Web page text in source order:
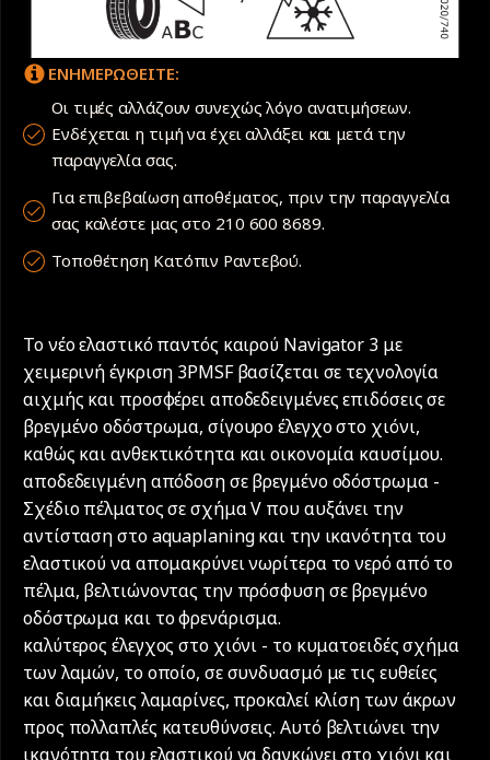
ΕΝΗΜΕΡΩΘΕΙΤΕ:
Οι τιμές αλλάζουν συνεχώς λόγο ανατιμήσεων.
Ενδέχεται η τιμή να έχει αλλάξει και μετά την
παραγγελία σας.
Για επιβεβαίωση αποθέματος, πριν την παραγγελία
σας καλέστε μας στο 210 600 8689.
Τοποθέτηση Κατόπιν Ραντεβού.
Το νέο ελαστικό παντός καιρού Navigator 3 με
χειμερινή έγκριση 3PMSF βασίζεται σε τεχνολογία
αιχμής και προσφέρει αποδεδειγμένες επιδόσεις σε
βρεγμένο οδόστρωμα, σίγουρο έλεγχο στο χιόνι,
καθώς και ανθεκτικότητα και οικονομία καυσίμου.
αποδεδειγμένη απόδοση σε βρεγμένο οδόστρωμα -
Σχέδιο πέλματος σε σχήμα V που αυξάνει την
αντίσταση στο aquaplaning και την ικανότητα του
ελαστικού να απομακρύνει νωρίτερα το νερό από το
πέλμα, βελτιώνοντας την πρόσφυση σε βρεγμένο
οδόστρωμα και το φρενάρισμα.
καλύτερος έλεγχος στο χιόνι - το κυματοειδές σχήμα
των λαμών, το οποίο, σε συνδυασμό με τις ευθείες
και διαμήκεις λαμαρίνες, προκαλεί κλίση των άκρων
προς πολλαπλές κατευθύνσεις. Αυτό βελτιώνει την
ικανότητα του ελαστικού να δαγκώνει στο χιόνι και